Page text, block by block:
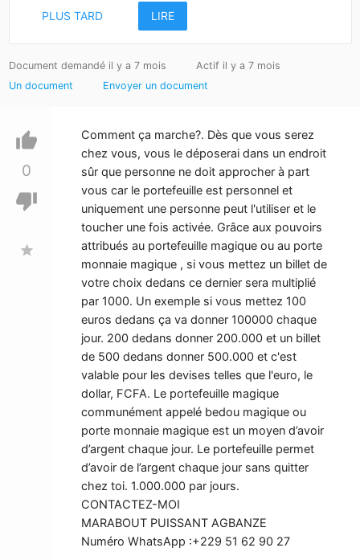
PLUS TARD LIRE
Document demandé il y a 7 mois
Actif il y a 7 mois
Un document
Envoyer un document
thumb_up
0
thumb_down
star
Comment ça marche?. Dès que vous serez
chez vous, vous le déposerai dans un endroit
sûr que personne ne doit approcher à part
vous car le portefeuille est personnel et
uniquement une personne peut l'utiliser et le
toucher une fois activée. Grâce aux pouvoirs
attribués au portefeuille magique ou au porte
monnaie magique , si vous mettez un billet de
votre choix dedans ce dernier sera multiplié
par 1000. Un exemple si vous mettez 100
euros dedans ça va donner 100000 chaque
jour. 200 dedans donner 200.000 et un billet
de 500 dedans donner 500.000 et c'est
valable pour les devises telles que l'euro, le
dollar, FCFA. Le portefeuille magique
communément appelé bedou magique ou
porte monnaie magique est un moyen d’avoir
d’argent chaque jour. Le portefeuille permet
d’avoir de l’argent chaque jour sans quitter
chez toi. 1.000.000 par jours.
CONTACTEZ-MOI
MARABOUT PUISSANT AGBANZE
Numéro WhatsApp :+229 51 62 90 27